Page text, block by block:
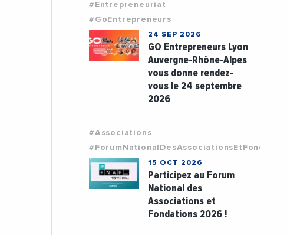
#Entrepreneuriat
#GoEntrepreneurs
24 SEP 2026
GO Entrepreneurs Lyon
Auvergne-Rhône-Alpes
vous donne rendez-
vous le 24 septembre
2026
#Associations
15 OCT 2026
Participez au Forum
National des
Associations et
Fondations 2026 !